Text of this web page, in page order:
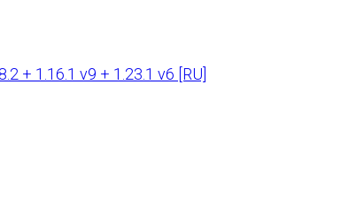
+ 1.16.1 v9 + 1.23.1 v6 [RU]